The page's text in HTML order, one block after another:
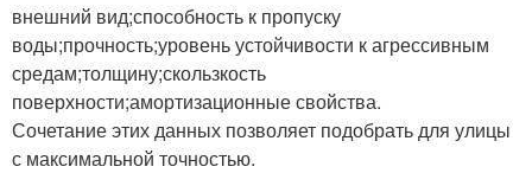
внешний вид;способность к пропуску
воды;прочность;уровень устойчивости к агрессивным
средам;толщину;скользкость
поверхности;амортизационные свойства.
Сочетание этих данных позволяет подобрать для улицы
с максимальной точностью.